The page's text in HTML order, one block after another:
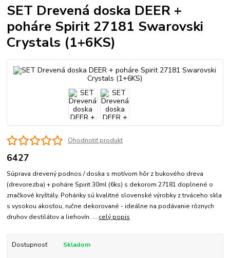
SET Drevená doska DEER +
poháre Spirit 27181 Swarovski
Crystals (1+6KS)
Ohodnotiť produkt
6427
Súprava drevený podnos / doska s motívom hôr z bukového dreva
(drevorezba) + poháre Spirit 30ml (6ks) s dekorom 27181 doplnené o
značkové kryštály. Poháriky sú kvalitné slovenské výrobky z trváceho skla
s vysokou akosťou, ručne dekorované - ideálne na podávanie rôznych
druhov destilátov a liehovín. ... celý popis
Dostupnosť Skladom